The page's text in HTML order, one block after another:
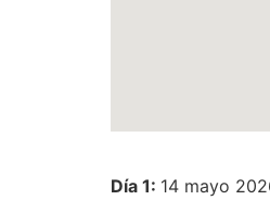
Día 1: 14 mayo